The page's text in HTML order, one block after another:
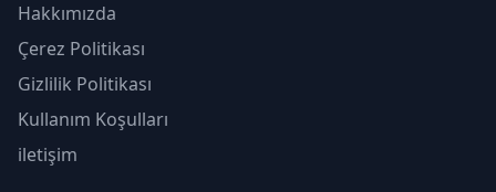
Hakkımızda
Çerez Politikası
Gizlilik Politikası
Kullanım Koşulları
iletişim